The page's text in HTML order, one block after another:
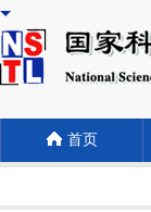
首页